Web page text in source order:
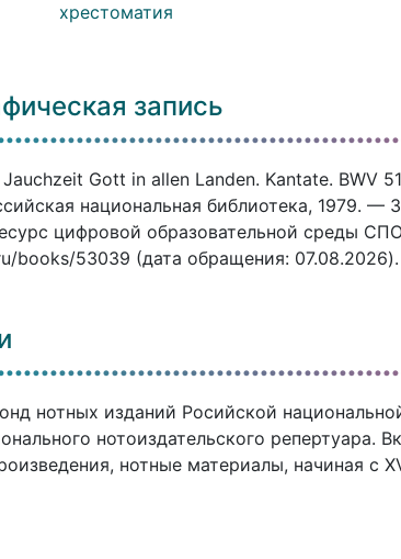
хрестоматия
запись
Gott in allen Landen. Kantate. BWV
национальная библиотека, 1979.
цифровой образовательной среды
books/53039 (дата обращения:
нотных изданий Росийской
нотоиздательского репертуара.
нотные материалы, начиная с